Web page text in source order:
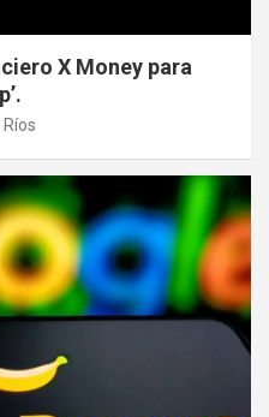
X Money para